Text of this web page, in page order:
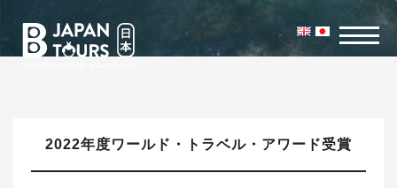
2022年度ワールド・トラベル・アワード受賞